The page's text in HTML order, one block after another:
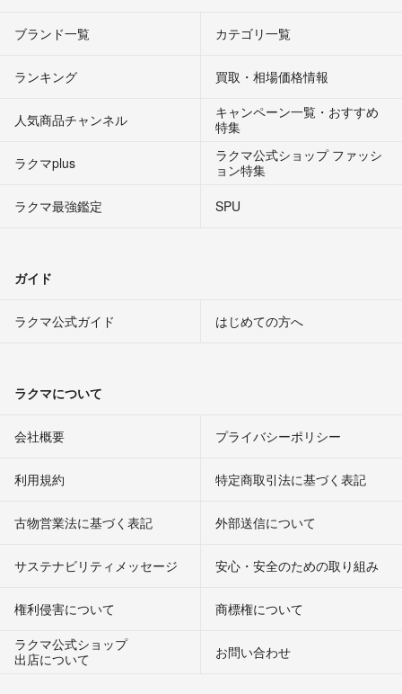
ブランド一覧 カテゴリ一覧
ランキング 買取・相場価格情報
人気商品チャンネル
キャンペーン一覧・おすすめ
特集
ラクマplus
ラクマ公式ショップ ファッシ
ョン特集
ラクマ最強鑑定
SPU
ガイド
ラクマ公式ガイド はじめての方へ
ラクマについて
会社概要 プライバシーポリシー
利用規約 特定商取引法に基づく表記
古物営業法に基づく表記 外部送信について
サステナビリティメッセージ 安心・安全のための取り組み
権利侵害について
商標権について
ラクマ公式ショップ
出店について
お問い合わせ